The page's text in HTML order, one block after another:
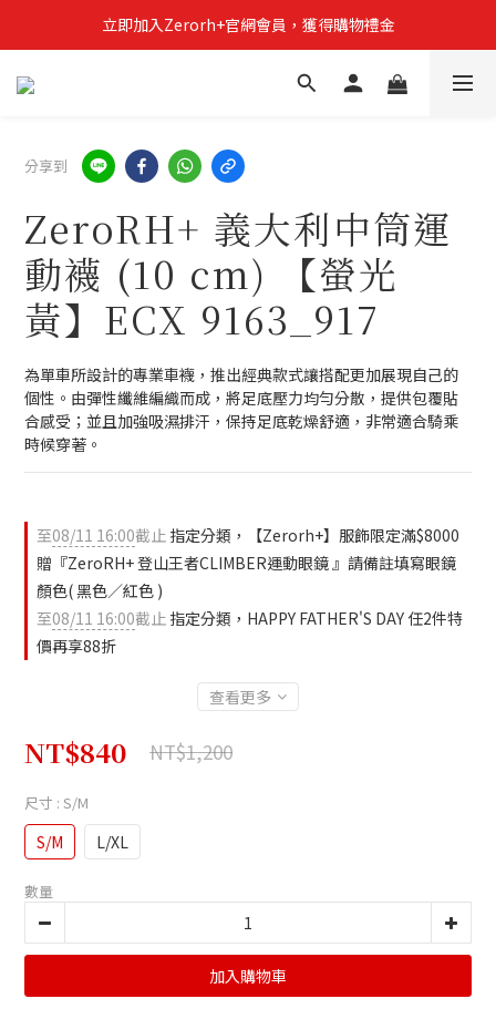
立即加入Zerorh+官網會員，獲得購物禮金
立即加入Zerorh+官網會員，獲得購物禮金
Zerorh+期間限定優惠全館滿15000折1500滿20000折2500
分享到
ZeroRH+ 義大利中筒運
動襪 (10 cm) 【螢光
黃】ECX 9163_917
為單車所設計的專業車襪，推出經典款式讓搭配更加展現自己的
個性。由彈性纖維編織而成，將足底壓力均勻分散，提供包覆貼
合感受；並且加強吸濕排汗，保持足底乾燥舒適，非常適合騎乘
時候穿著。
至08/11 16:00截止 指定分類，【Zerorh+】服飾限定滿$8000
贈『ZeroRH+ 登山王者CLIMBER運動眼鏡 』請備註填寫眼鏡
顏色( 黑色／紅色 )
至08/11 16:00截止 指定分類，HAPPY FATHER'S DAY 任2件特
價再享88折
查看更多
NT$840 NT$1,200
尺寸 : S/M
S/M L/XL
數量
加入購物車